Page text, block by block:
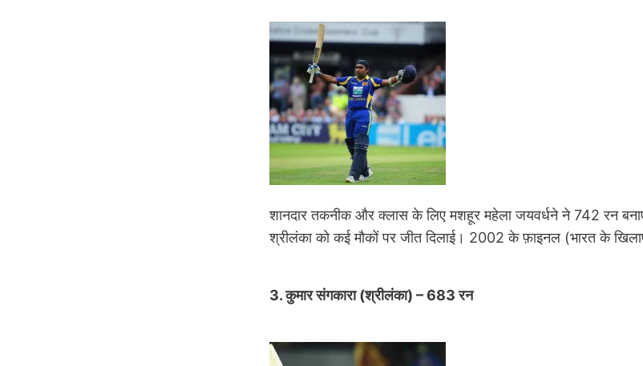
Image
शानदार तकनीक और क्लास के लिए मशहूर महेला जयवर्धने ने 742 रन
श्रीलंका को कई मौकों पर जीत दिलाई। 2002 के फ़ाइनल (भारत के
3. कुमार संगकारा (श्रीलंका) – 683 रन
Image